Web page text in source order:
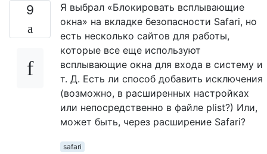
9
Я выбрал «Блокировать всплывающие
окна» на вкладке безопасности Safari, но
есть несколько сайтов для работы,
которые все еще используют
всплывающие окна для входа в систему и
т. Д. Есть ли способ добавить исключения
(возможно, в расширенных настройках
или непосредственно в файле plist?) Или,
может быть, через расширение Safari?
safari